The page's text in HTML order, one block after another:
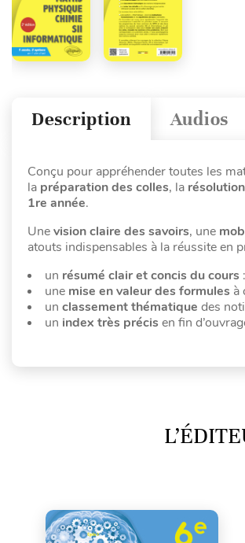
Audios
Description
Conçu pour appréhender toutes les
la préparation des colles, la
1re année.
Unevision claire des savoirs, une
atouts indispensables à la réussite en
un résumé clair et concis du cours
une mise en valeur des formules à
un classement thématique des
un index très précis en fin